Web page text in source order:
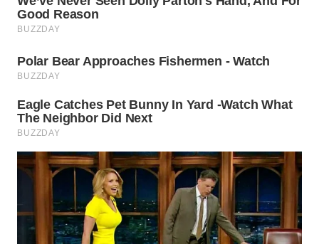
TANJUNG
LESUNG
WN
KARO
WN
SIMALUNGUN
WN
LABUHANBATU
WN
TAPANULI